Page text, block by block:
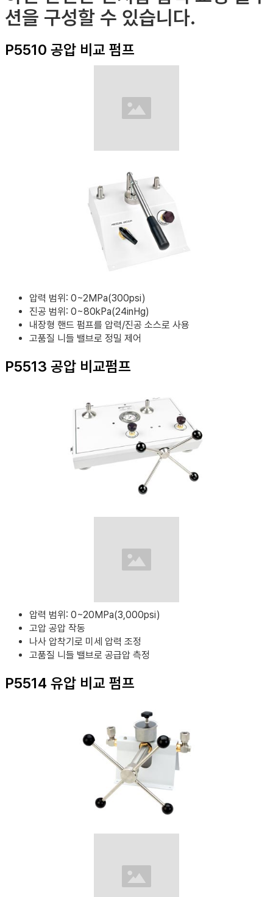
션을 구성할 수 있습니다.
P5510 공압 비교 펌프
압력 범위: 0~2MPa(300psi)
진공 범위: 0~80kPa(24inHg)
내장형 핸드 펌프를 압력/진공 소스로 사용
고품질 니들 밸브로 정밀 제어
P5513 공압 비교펌프
압력 범위: 0~20MPa(3,000psi)
고압 공압 작동
나사 압착기로 미세 압력 조정
고품질 니들 밸브로 공급압 측정
P5514 유압 비교 펌프